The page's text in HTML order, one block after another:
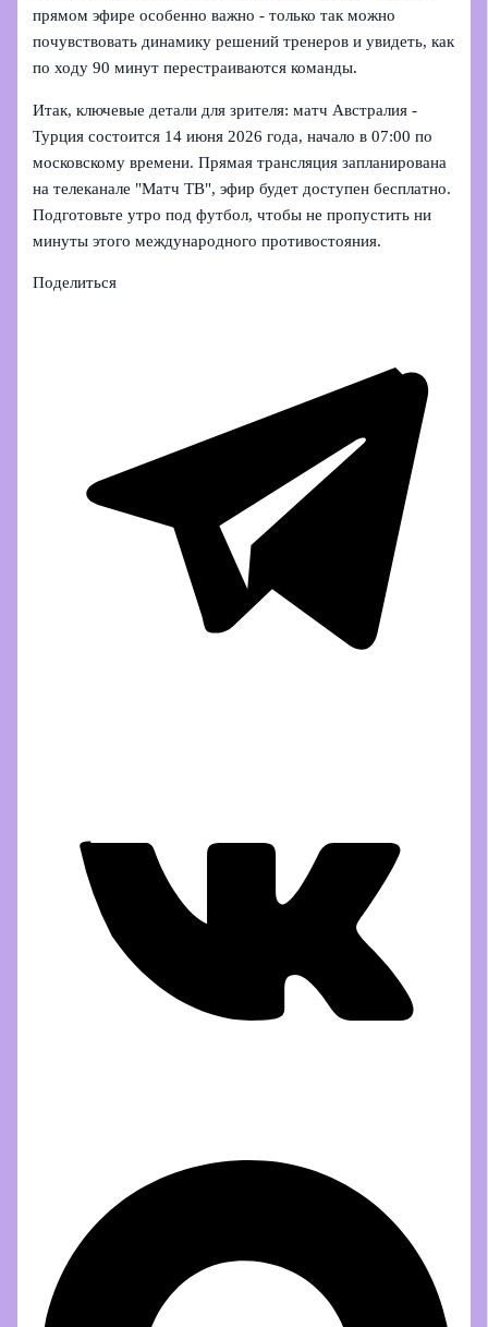
прямом эфире особенно важно - только так можно
почувствовать динамику решений тренеров и увидеть, как
по ходу 90 минут перестраиваются команды.
Итак, ключевые детали для зрителя: матч Австралия -
Турция состоится 14 июня 2026 года, начало в 07:00 по
московскому времени. Прямая трансляция запланирована
на телеканале "Матч ТВ", эфир будет доступен бесплатно.
Подготовьте утро под футбол, чтобы не пропустить ни
минуты этого международного противостояния.
Поделиться